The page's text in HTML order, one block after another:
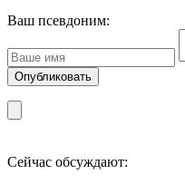
Ваш псевдоним:
Сейчас обсуждают: